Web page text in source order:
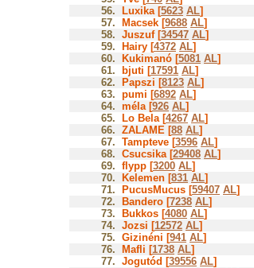
56.
Luxika [5623 AL]
57.
Macsek [9688 AL]
58. Juszuf [34547 AL]
59.
Hairy [4372 AL]
60.
Kukimanó [5081 AL]
61.
bjuti [17591 AL]
62.
Papszi [8123 AL]
63. pumi [6892 AL]
64. méla [926 AL]
65.
Lo Bela [4267 AL]
66. ZALAME [88 AL]
67. Tampteve [3596 AL]
68. Csucsika [29408 AL]
69. flypp [3200 AL]
70.
Kelemen [831 AL]
71.
PucusMucus [59407 AL]
72.
Bandero [7238 AL]
73.
Bukkos [4080 AL]
74. Jozsi [12572 AL]
75. Gizinéni [941 AL]
76.
Mafli [1738 AL]
77. Jogutód [39556 AL]